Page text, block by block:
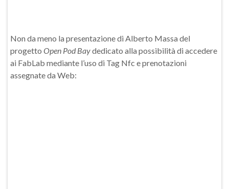
Non da meno la presentazione di Alberto Massa del
progetto Open Pod Baydedicato alla possibilità di accedere
ai FabLab mediante l’uso di Tag Nfc e prenotazioni
assegnate da Web: